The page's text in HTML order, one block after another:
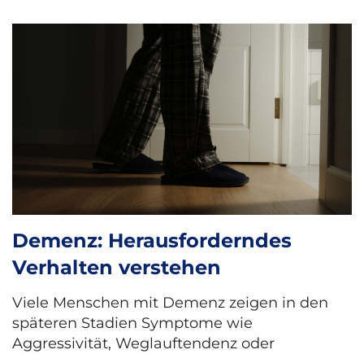
Demenz: Herausforderndes
Verhalten verstehen
Viele Menschen mit Demenz zeigen in den
späteren Stadien Symptome wie
Aggressivität, Weglauftendenz oder